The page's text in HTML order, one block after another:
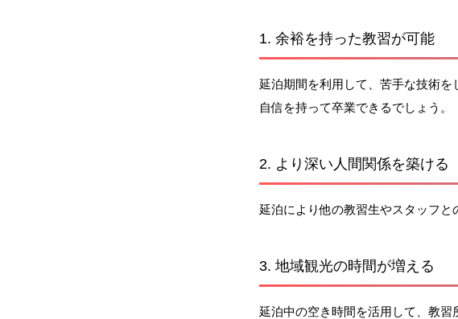
1. 余裕を持った教習が可能
延泊期間を利用して、苦手な技術を
自信を持って卒業できるでしょう。
2. より深い人間関係を築ける
延泊により他の教習生やスタッフと
3. 地域観光の時間が増える
延泊中の空き時間を活用して、教